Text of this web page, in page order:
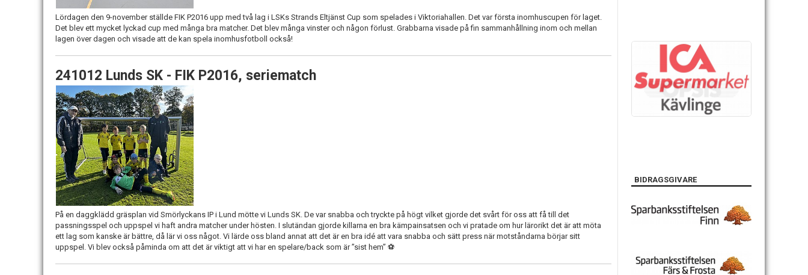
Lördagen den 9-november ställde FIK P2016 upp med två lag i LSKs Strands Eltjänst Cup som spelades i Viktoriahallen. Det var första inomhuscupen för laget.
Det blev ett mycket lyckad cup med många bra matcher. Det blev många vinster och någon förlust. Grabbarna visade på fin sammanhållning inom och mellan
lagen över dagen och visade att de kan spela inomhusfotboll också!
241012 Lunds SK - FIK P2016, seriematch
På en daggklädd gräsplan vid Smörlyckans IP i Lund mötte vi Lunds SK. De var snabba och tryckte på högt vilket gjorde det svårt för oss att få till det
passningsspel och uppspel vi haft andra matcher under hösten. I slutändan gjorde killarna en bra kämpainsatsen och vi pratade om hur lärorikt det är att möta
ett lag som kanske är bättre, då lär vi oss något. Vi lärde oss bland annat att det är en bra idé att vara snabba och sätt press när motståndarna börjar sitt
uppspel. Vi blev också påminda om att det är viktigt att vi har en spelare/back som är ”sist hem” ⚽️
BIDRAGSGIVARE